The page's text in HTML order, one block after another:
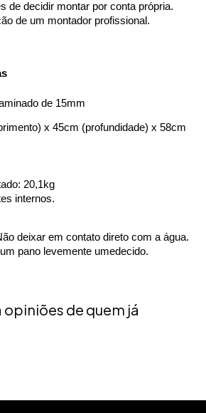
de decidir montar por conta própria.
de um montador profissional.
de 15mm
x 45cm (profundidade) x 58cm
20,1kg
internos.
deixar em contato direto com a água.
pano levemente umedecido.
opiniões de quem já